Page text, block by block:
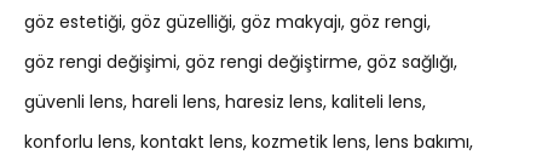
göz estetiği göz güzelliği göz makyajı göz rengi
göz rengi değişimi göz rengi değiştirme göz sağlığı
güvenli lens hareli lens haresiz lens kaliteli lens
konforlu lens kontakt lens kozmetik lens lens bakımı